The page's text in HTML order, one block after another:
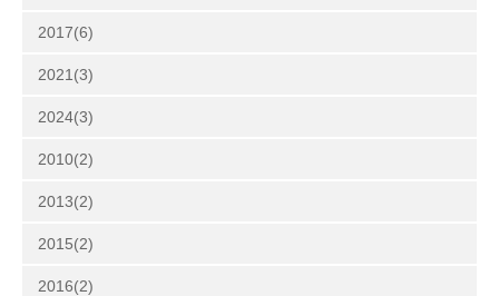
2017(6)
2021(3)
2024(3)
2010(2)
2013(2)
2015(2)
2016(2)